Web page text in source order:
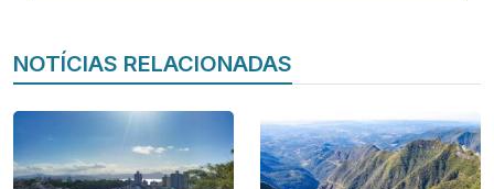
NOTÍCIAS RELACIONADAS